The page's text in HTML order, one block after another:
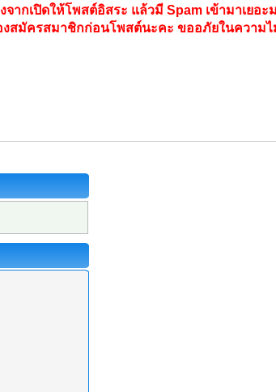
จากเปิดให้โพสต์อิสระ แล้วมี Spam เข้ามาเยอะ
งสมัครสมาชิกก่อนโพสต์นะคะ ขออภัยในความไ